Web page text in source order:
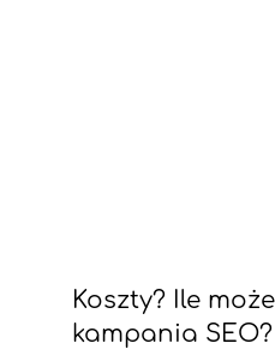
Koszty? Ile
kampania SEO?